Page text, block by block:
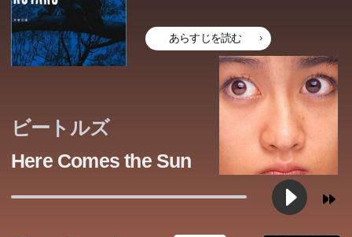
あらすじを読む
ビートルズ
Here Comes the Sun